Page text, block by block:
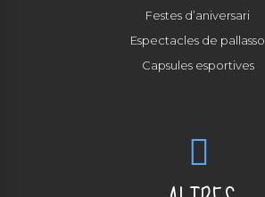
Festes d’aniversari
Espectacles de pallasso
Capsules esportives